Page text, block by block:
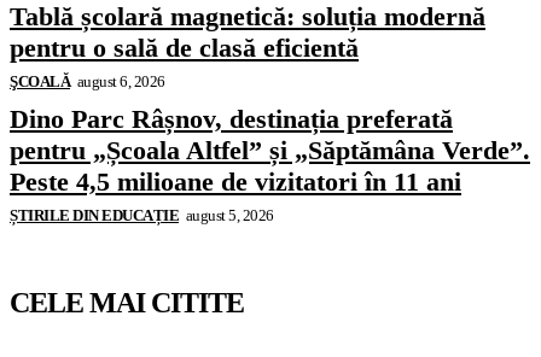
Tablă școlară magnetică: soluția modernă
pentru o sală de clasă eficientă
ŞCOALĂ august 6, 2026
Dino Parc Râșnov, destinația preferată
pentru „Școala Altfel” și „Săptămâna Verde”.
Peste 4,5 milioane de vizitatori în 11 ani
ȘTIRILE DIN EDUCAȚIE august 5, 2026
CELE MAI CITITE